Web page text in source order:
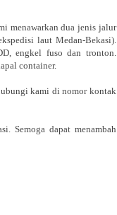
menawarkan dua jenis jalur
laut Medan-Bekasi).
engkel fuso dan tronton.
container.
kami di nomor kontak
Semoga dapat menambah